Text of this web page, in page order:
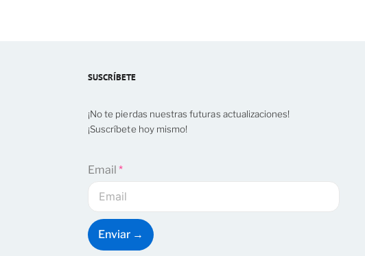
SUSCRÍBETE
¡No te pierdas nuestras futuras actualizaciones!
¡Suscríbete hoy mismo!
Email*
Enviar →